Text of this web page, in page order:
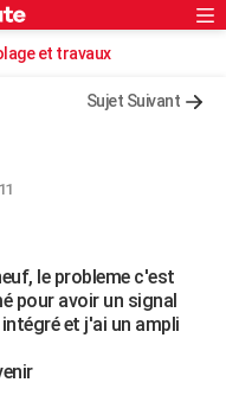
Rechercher
et travaux
Sujet Suivant
le probleme c'est
pour avoir un signal
et j'ai un ampli